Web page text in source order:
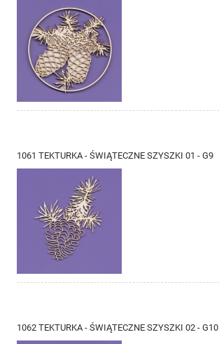
1061 TEKTURKA - ŚWIĄTECZNE SZYSZKI 01 - G9
1062 TEKTURKA - ŚWIĄTECZNE SZYSZKI 02 - G10